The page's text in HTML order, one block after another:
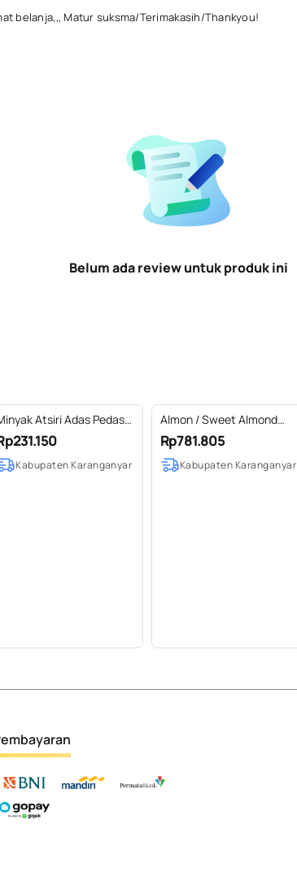
belanja,,, Matur suksma/Terimakasih/Thankyou!
Belum ada review untuk produk ini
Atsiri Adas Pedas /
Essential Oil 100%
(50-100 ml)
Kabupaten Karanganyar
Almon / Sweet Almond
Carrier Oil Pure Vol (5L)
Rp781.805
Kabupaten Karanganyar